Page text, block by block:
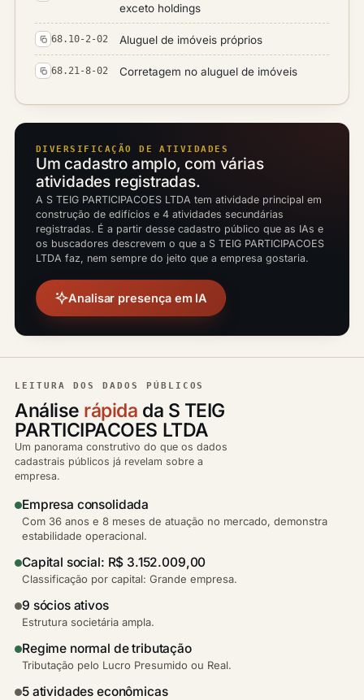
exceto holdings
68.10-2-02 Aluguel de imóveis próprios
68.21-8-02 Corretagem no aluguel de imóveis
DIVERSIFICAÇÃO DE ATIVIDADES
Um cadastro amplo, com várias
atividades registradas.
A S TEIG PARTICIPACOES LTDA tem atividade principal em
construção de edifícios e 4 atividades secundárias
registradas. É a partir desse cadastro público que as IAs e
os buscadores descrevem o que a S TEIG PARTICIPACOES
LTDA faz, nem sempre do jeito que a empresa gostaria.
Analisar presença em IA
LEITURA DOS DADOS PÚBLICOS
Análise rápida da S TEIG
PARTICIPACOES LTDA
Um panorama construtivo do que os dados
cadastrais públicos já revelam sobre a
empresa.
Empresa consolidada
Com 36 anos e 8 meses de atuação no mercado, demonstra
estabilidade operacional.
Capital social: R$ 3.152.009,00
Classificação por capital: Grande empresa.
9 sócios ativos
Estrutura societária ampla.
Regime normal de tributação
Tributação pelo Lucro Presumido ou Real.
5 atividades econômicas